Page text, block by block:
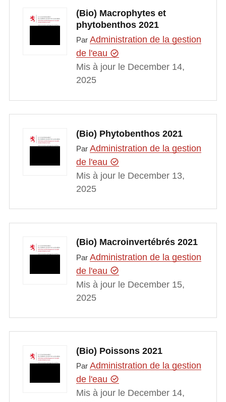
(Bio) Macrophytes et
phytobenthos 2021
Par Administration de la gestion
de l'eau
Mis à jour le December 14,
2025
(Bio) Phytobenthos 2021
Par Administration de la gestion
de l'eau
Mis à jour le December 13,
2025
(Bio) Macroinvertébrés 2021
Par Administration de la gestion
de l'eau
Mis à jour le December 15,
2025
(Bio) Poissons 2021
Par Administration de la gestion
de l'eau
Mis à jour le December 14,